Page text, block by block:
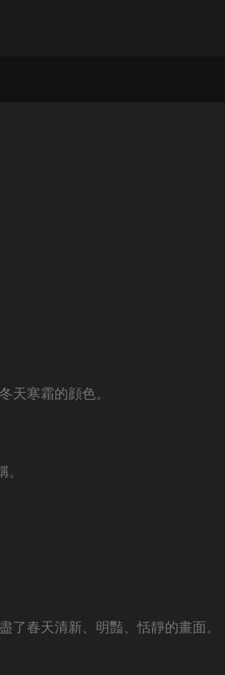
天寒霜的顔色。
春天清新、明豔、恬靜的畫面。